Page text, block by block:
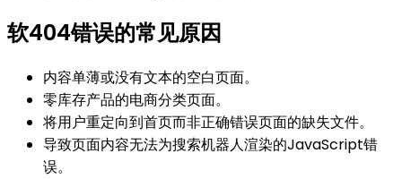
软404错误的常见原因
内容单薄或没有文本的空白页面。
零库存产品的电商分类页面。
将用户重定向到首页而非正确错误页面的缺失文件。
导致页面内容无法为搜索机器人渲染的JavaScript错
误。